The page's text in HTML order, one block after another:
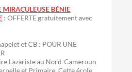
BÉNIE
: OFFERTE gratuitement avec
et CB : POUR UNE
Lazariste au Nord-Cameroun
et Primaire. Cette école